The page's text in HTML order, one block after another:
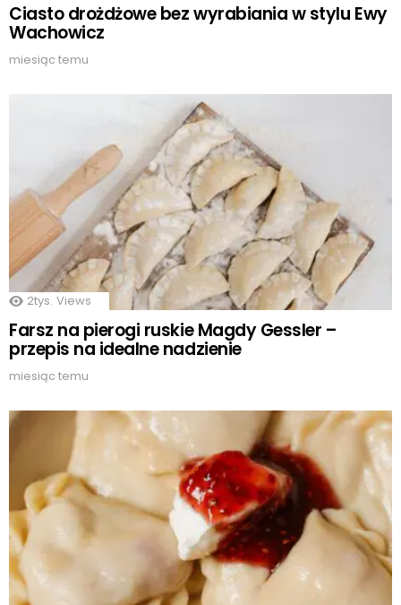
Ciasto drożdżowe bez wyrabiania w stylu Ewy
Wachowicz
miesiąc temu
2tys. Views
Farsz na pierogi ruskie Magdy Gessler –
przepis na idealne nadzienie
miesiąc temu